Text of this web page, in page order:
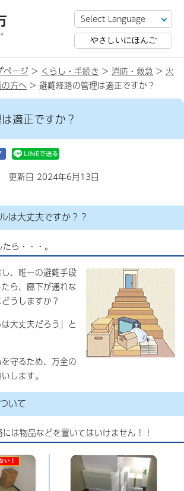
やさしいにほんご
ページ > くらし・手続き > 消防・救急 > 火
方へ > 避難経路の管理は適正ですか？
適正ですか？
更新日 2024年6月13日
は大丈夫ですか？？
ら・・・。
、唯一の避難手段
ら、廊下が通れな
うしますか？
は大丈夫だろう」と
守るため、万全の
します。
いて
は物品などを置いてはいけません！！